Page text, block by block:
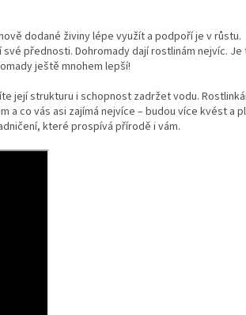
dodané živiny lépe využít a podpoří je v růstu.
přednosti. Dohromady dají rostlinám nejvíc. Je
ještě mnohem lepší!
její strukturu i schopnost zadržet vodu.
co vás asi zajímá nejvíce – budou více kvést a
které prospívá přírodě i vám.